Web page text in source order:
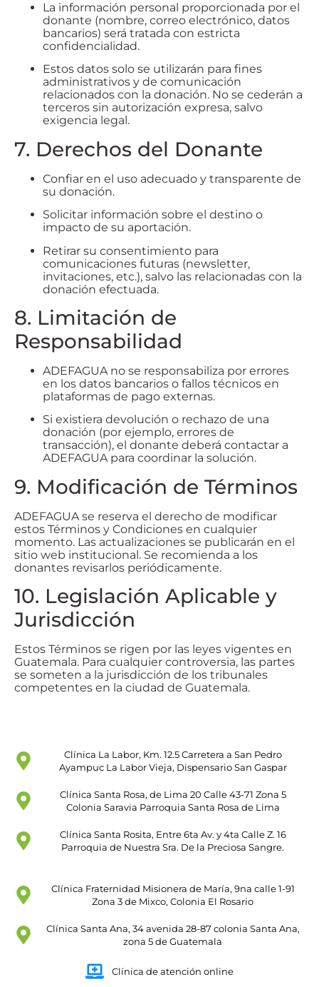
La información personal proporcionada por el
donante (nombre, correo electrónico, datos
bancarios) será tratada con estricta
confidencialidad.
Estos datos solo se utilizarán para fines
administrativos y de comunicación
relacionados con la donación. No se cederán a
terceros sin autorización expresa, salvo
exigencia legal.
7. Derechos del Donante
Confiar en el uso adecuado y transparente de
su donación.
Solicitar información sobre el destino o
impacto de su aportación.
Retirar su consentimiento para
comunicaciones futuras (newsletter,
invitaciones, etc.), salvo las relacionadas con la
donación efectuada.
8. Limitación de
Responsabilidad
ADEFAGUA no se responsabiliza por errores
en los datos bancarios o fallos técnicos en
plataformas de pago externas.
Si existiera devolución o rechazo de una
donación (por ejemplo, errores de
transacción), el donante deberá contactar a
ADEFAGUA para coordinar la solución.
9. Modificación de Términos
ADEFAGUA se reserva el derecho de modificar
estos Términos y Condiciones en cualquier
momento. Las actualizaciones se publicarán en el
sitio web institucional. Se recomienda a los
donantes revisarlos periódicamente.
10. Legislación Aplicable y
Jurisdicción
Estos Términos se rigen por las leyes vigentes en
Guatemala. Para cualquier controversia, las partes
se someten a la jurisdicción de los tribunales
competentes en la ciudad de Guatemala.
Clínica La Labor, Km. 12.5 Carretera a San Pedro
Ayampuc La Labor Vieja, Dispensario San Gaspar
Clínica Santa Rosa, de Lima 20 Calle 43-71 Zona 5
Colonia Saravia Parroquia Santa Rosa de Lima
Clínica Santa Rosita, Entre 6ta Av. y 4ta Calle Z. 16
Parroquia de Nuestra Sra. De la Preciosa Sangre.
Clínica Fraternidad Misionera de María, 9na calle 1-91
Zona 3 de Mixco, Colonia El Rosario
Clínica Santa Ana, 34 avenida 28-87 colonia Santa Ana,
zona 5 de Guatemala
Clínica de atención online